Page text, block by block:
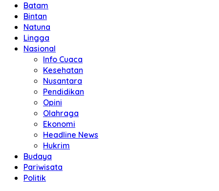
Batam
Bintan
Natuna
Lingga
Nasional
Info Cuaca
Kesehatan
Nusantara
Pendidikan
Opini
Olahraga
Ekonomi
Headline News
Hukrim
Budaya
Pariwisata
Politik